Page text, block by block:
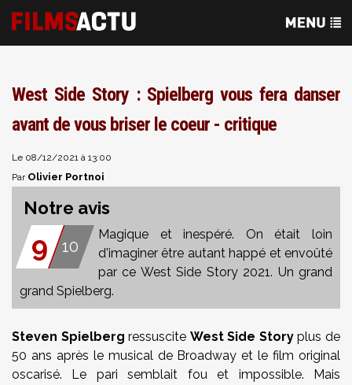
West Side Story : Spielberg vous fera danser
avant de vous briser le coeur - critique
Le 08/12/2021 à 13:00
Par Olivier Portnoi
Notre avis
9 10
Magique et inespéré. On était loin
d'imaginer être autant happé et envoûté
par ce West Side Story 2021. Un grand
grand Spielberg.
Steven Spielberg ressuscite West Side Storyplus de
50 ans après le musical de Broadway et le film original
oscarisé. Le pari semblait fou et impossible. Mais